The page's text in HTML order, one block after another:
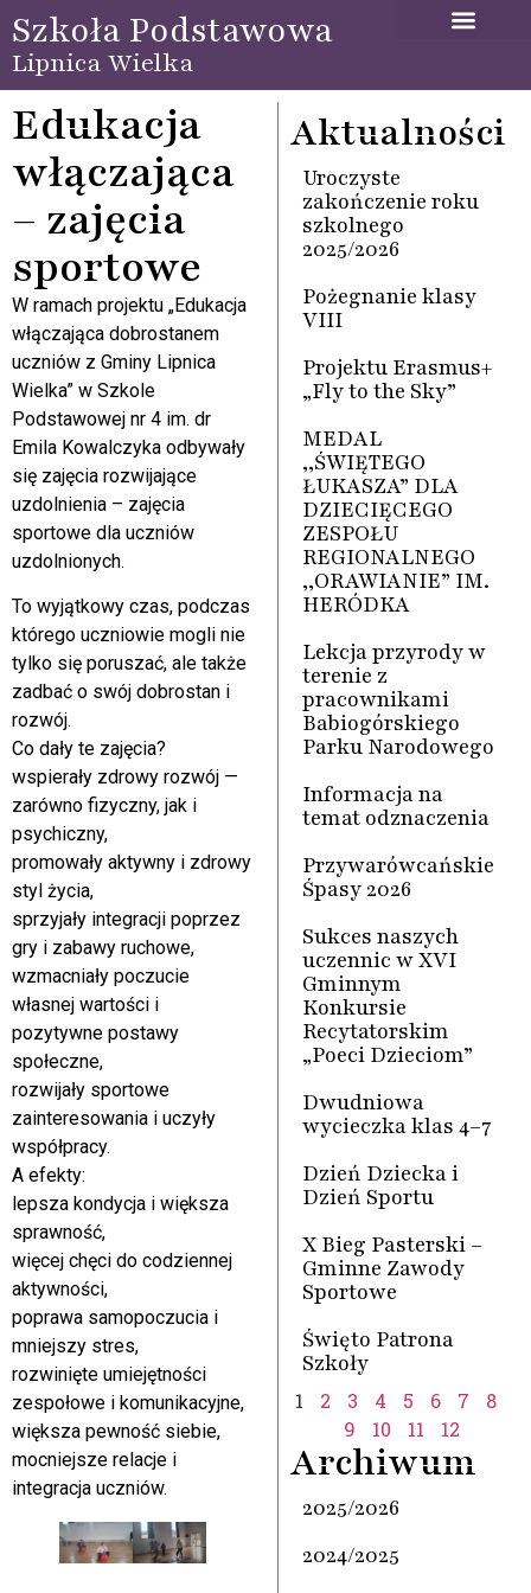
Szkoła Podstawowa
Lipnica Wielka
Edukacja
włączająca
– zajęcia
sportowe
W ramach projektu „Edukacja
włączająca dobrostanem
uczniów z Gminy Lipnica
Wielka” w Szkole
Podstawowej nr 4 im. dr
Emila Kowalczyka odbywały
się zajęcia rozwijające
uzdolnienia – zajęcia
sportowe dla uczniów
uzdolnionych.
To wyjątkowy czas, podczas
którego uczniowie mogli nie
tylko się poruszać, ale także
zadbać o swój dobrostan i
rozwój.
Co dały te zajęcia?
wspierały zdrowy rozwój —
zarówno fizyczny, jak i
psychiczny,
promowały aktywny i zdrowy
styl życia,
sprzyjały integracji poprzez
gry i zabawy ruchowe,
wzmacniały poczucie
własnej wartości i
pozytywne postawy
społeczne,
rozwijały sportowe
zainteresowania i uczyły
współpracy.
A efekty:
lepsza kondycja i większa
sprawność,
więcej chęci do codziennej
aktywności,
poprawa samopoczucia i
mniejszy stres,
rozwinięte umiejętności
zespołowe i komunikacyjne,
większa pewność siebie,
mocniejsze relacje i
integracja uczniów.
Aktualności
Uroczyste
zakończenie roku
szkolnego
2025/2026
Pożegnanie klasy
VIII
Projektu Erasmus+
„Fly to the Sky”
MEDAL
,,ŚWIĘTEGO
ŁUKASZA” DLA
DZIECIĘCEGO
ZESPOŁU
REGIONALNEGO
,,ORAWIANIE” IM.
HERÓDKA
Lekcja przyrody w
terenie z
pracownikami
Babiogórskiego
Parku Narodowego
Informacja na
temat odznaczenia
Przywarówcańskie
Śpasy 2026
Sukces naszych
uczennic w XVI
Gminnym
Konkursie
Recytatorskim
„Poeci Dzieciom”
Dwudniowa
wycieczka klas 4–7
Dzień Dziecka i
Dzień Sportu
X Bieg Pasterski –
Gminne Zawody
Sportowe
Święto Patrona
Szkoły
1 2 3 4 5 6 7
8
9
10 11 12
Archiwum
2025/2026
2024/2025